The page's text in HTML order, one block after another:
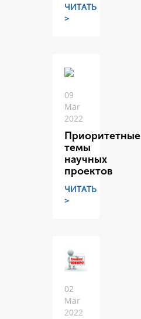
ЧИТАТЬ
>
09
Mär
2022
Приоритетные
темы
научных
проектов
ЧИТАТЬ
>
02
Mär
2022